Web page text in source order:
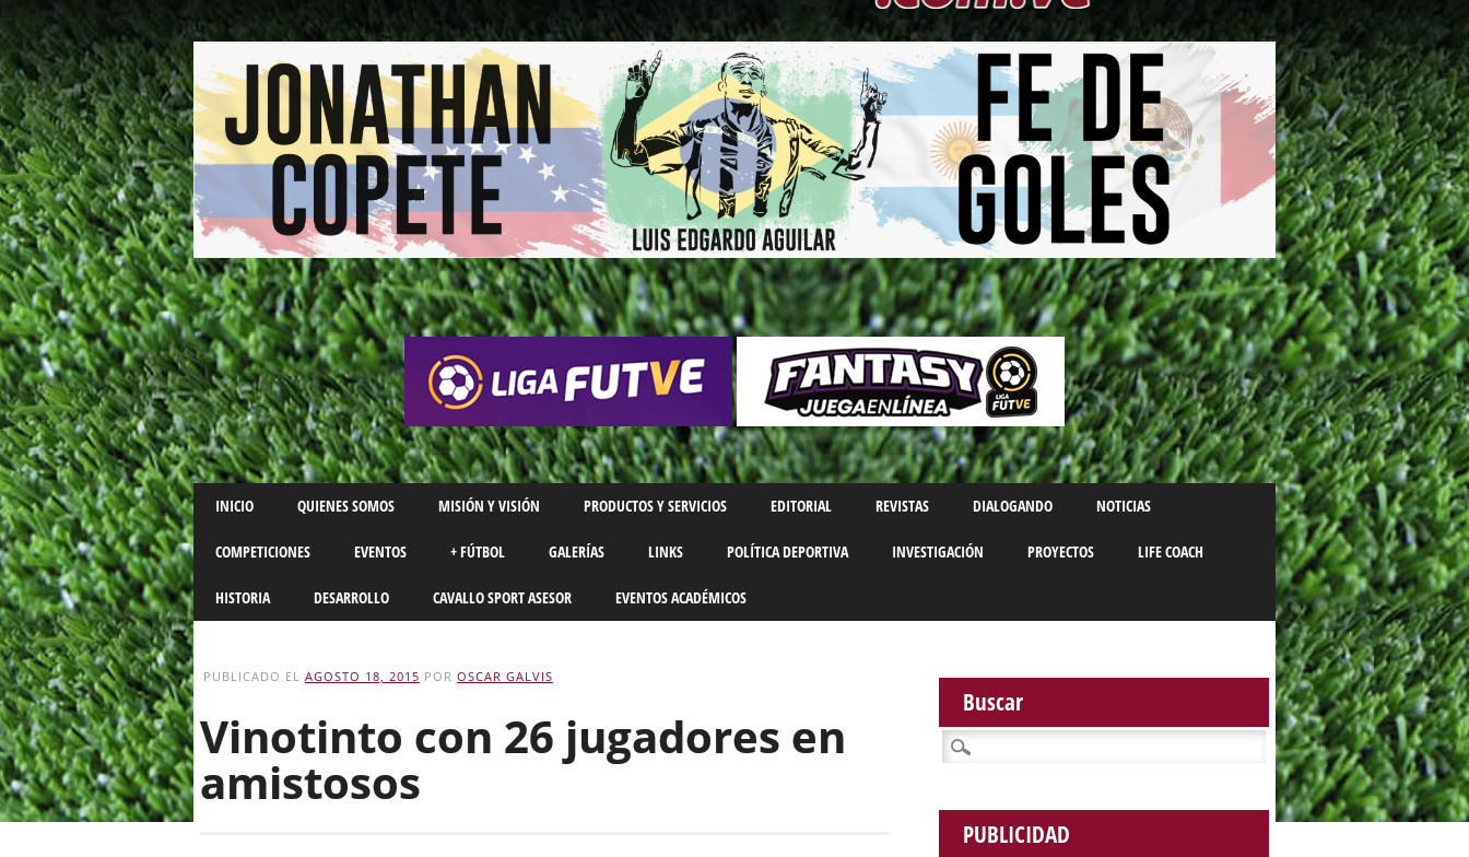
Main menu
Skip
to
content
INICIO QUIENES SOMOS MISIÓN Y VISIÓN PRODUCTOS Y SERVICIOS EDITORIAL REVISTAS DIALOGANDO NOTICIAS
COMPETICIONES EVENTOS + FÚTBOL GALERÍAS LINKS POLÍTICA DEPORTIVA INVESTIGACIÓN PROYECTOS LIFE COACH
HISTORIA DESARROLLO CAVALLO SPORT ASESOR EVENTOS ACADÉMICOS
PUBLICADO EL AGOSTO 18, 2015 POR OSCAR GALVIS
Vinotinto con 26 jugadores en
amistosos
Buscar
Buscar:
PUBLICIDAD